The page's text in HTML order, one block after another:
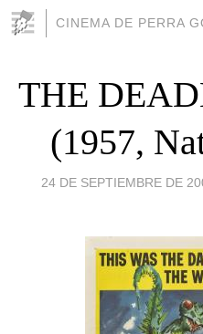
CINEMA DE PERRA
THE
(1957,
24 DE SEPTIEMBRE DE